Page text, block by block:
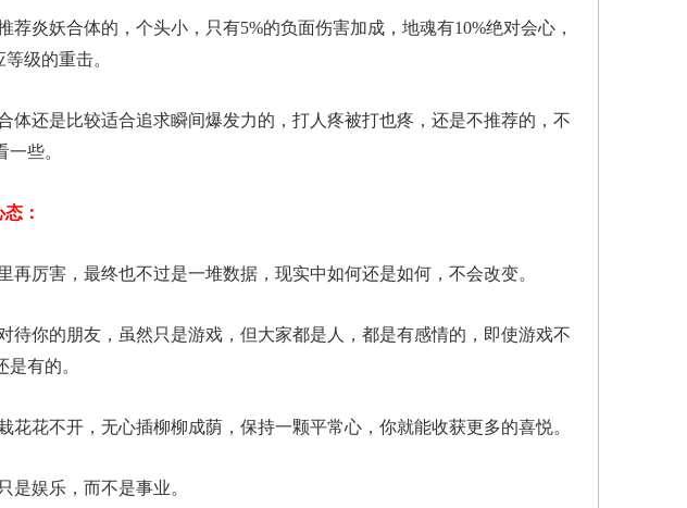
炎妖合体的，个头小，只有5%的负面伤害加成，地魂有10%绝对会心，
级的重击。
还是比较适合追求瞬间爆发力的，打人疼被打也疼，还是不推荐的，不
些。
：
厉害，最终也不过是一堆数据，现实中如何还是如何，不会改变。
你的朋友，虽然只是游戏，但大家都是人，都是有感情的，即使游戏不
有的。
花不开，无心插柳柳成荫，保持一颗平常心，你就能收获更多的喜悦。
娱乐，而不是事业。